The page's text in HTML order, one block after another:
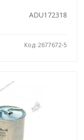
ADU172318
Код: 2677672-5